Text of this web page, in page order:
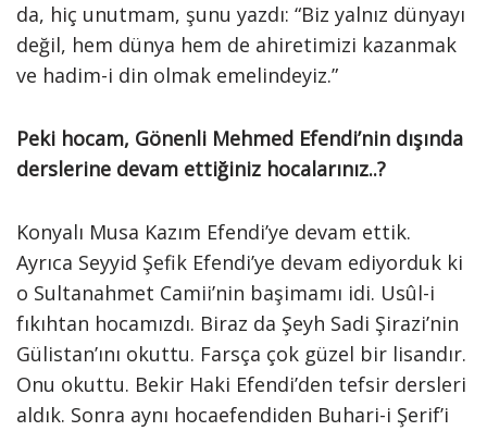
da, hiç unutmam, şunu yazdı: “Biz yalnız dünyayı
değil, hem dünya hem de ahiretimizi kazanmak
ve hadim-i din olmak emelindeyiz.”
Peki hocam, Gönenli Mehmed Efendi’nin dışında
derslerine devam ettiğiniz hocalarınız..?
Konyalı Musa Kazım Efendi’ye devam ettik.
Ayrıca Seyyid Şefik Efendi’ye devam ediyorduk ki
o Sultanahmet Camii’nin başimamı idi. Usûl-i
fıkıhtan hocamızdı. Biraz da Şeyh Sadi Şirazi’nin
Gülistan’ını okuttu. Farsça çok güzel bir lisandır.
Onu okuttu. Bekir Haki Efendi’den tefsir dersleri
aldık. Sonra aynı hocaefendiden Buhari-i Şerif’i